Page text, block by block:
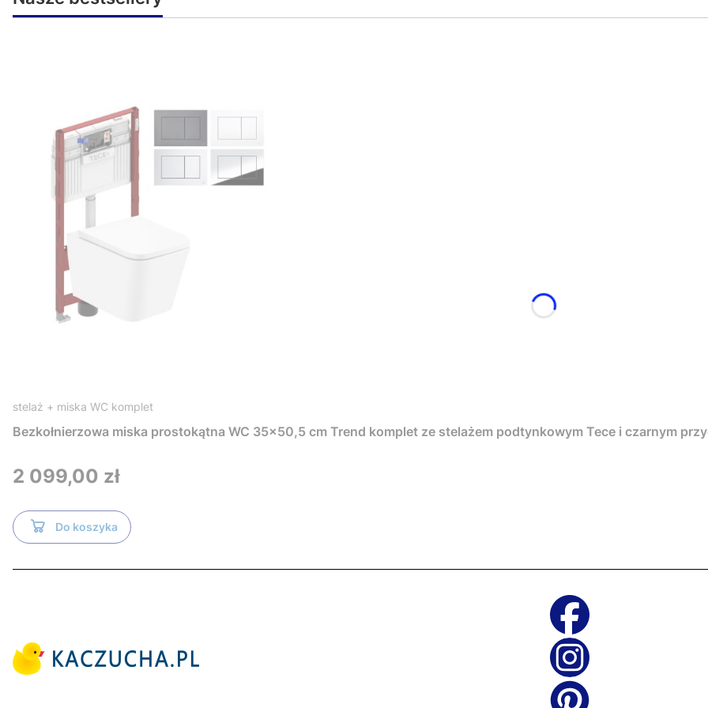
stelaż + miska WC komplet
Bezkołnierzowa miska prostokątna WC 35x50,5 cm Trend komplet ze stelażem podtynkowym Tece i czarnym
Cena
2 099,00 zł
Do koszyka